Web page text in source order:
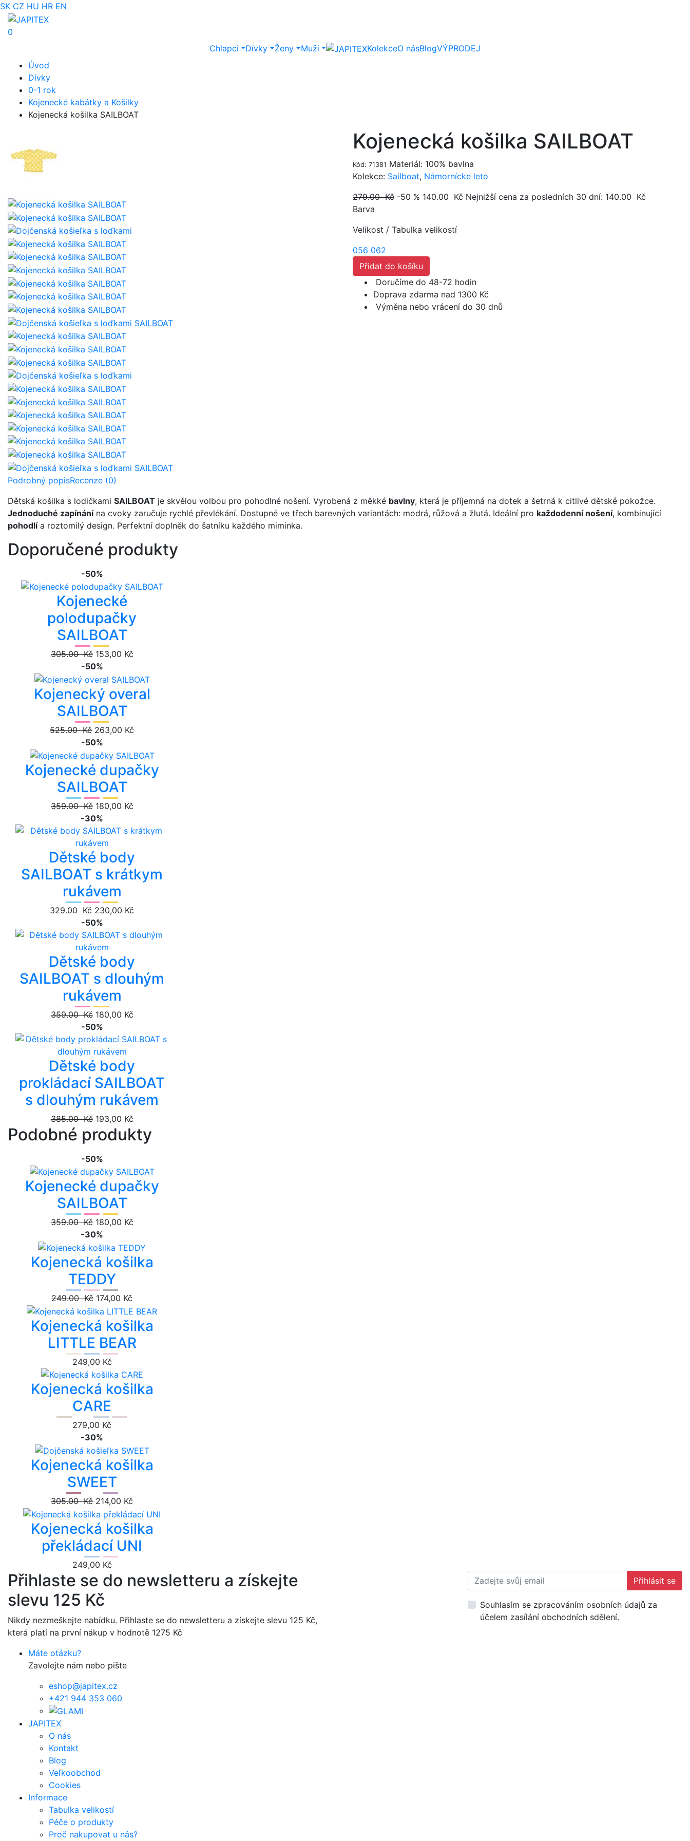
SK CZ HU HR EN
0
Chlapci
Dívky Ženy Muži KolekceO násBlogVÝPRODEJ
Úvod
Dívky
0-1 rok
Kojenecké kabátky a Košilky
Kojenecká košilka SAILBOAT
Kojenecká košilka SAILBOAT
Kód: 71381 Materiál: 100% bavlna
Kolekce: Sailboat, Námornícke leto
279.00 Kč -50 % 140.00 Kč Nejnižší cena za posledních 30 dní: 140.00 Kč
Barva
Velikost / Tabulka velikostí
056 062
Přidat do košíku
Doručíme do 48-72 hodin
Doprava zdarma nad 1300 Kč
Výměna nebo vrácení do 30 dnů
Podrobný popisRecenze (0)
Dětská košilka s lodičkami SAILBOAT je skvělou volbou pro pohodlné nošení. Vyrobená z měkké bavlny, která je příjemná na dotek a šetrná k citlivé dětské pokožce.
Jednoduché zapínánína cvoky zaručuje rychlé převlékání. Dostupné ve třech barevných variantách: modrá, růžová a žlutá. Ideální pro každodenní nošení, kombinující
pohodlía roztomilý design. Perfektní doplněk do šatníku každého miminka.
Doporučené produkty
-50%
Kojenecké
polodupačky
SAILBOAT
305.00 Kč 153,00 Kč
-50%
Kojenecký overal
SAILBOAT
525.00 Kč 263,00 Kč
-50%
Kojenecké dupačky
SAILBOAT
359.00 Kč 180,00 Kč
-30%
Dětské body
SAILBOAT s krátkym
rukávem
329.00 Kč 230,00 Kč
-50%
Dětské body
SAILBOAT s dlouhým
rukávem
359.00 Kč 180,00 Kč
-50%
Dětské body
prokládací SAILBOAT
s dlouhým rukávem
385.00 Kč 193,00 Kč
Podobné produkty
-50%
Kojenecké dupačky
SAILBOAT
359.00 Kč 180,00 Kč
-30%
Kojenecká košilka
TEDDY
249.00 Kč 174,00 Kč
Kojenecká košilka
LITTLE BEAR
249,00 Kč
Kojenecká košilka
CARE
279,00 Kč
-30%
Kojenecká košilka
SWEET
305.00 Kč 214,00 Kč
Kojenecká košilka
překládací UNI
249,00 Kč
Přihlaste se do newsletteru a získejte
slevu 125 Kč
Nikdy nezmeškejte nabídku. Přihlaste se do newsletteru a získejte slevu 125 Kč,
která platí na první nákup v hodnotě 1275 Kč
Přihlásit se
Souhlasím se zpracováním osobních údajů za
účelem zasílání obchodních sdělení.
Máte otázku?
Zavolejte nám nebo pište
eshop@japitex.cz
+421 944 353 060
JAPITEX
O nás
Kontakt
Blog
Veľkoobchod
Cookies
Informace
Tabulka velikostí
Péče o produkty
Proč nakupovat u nás?